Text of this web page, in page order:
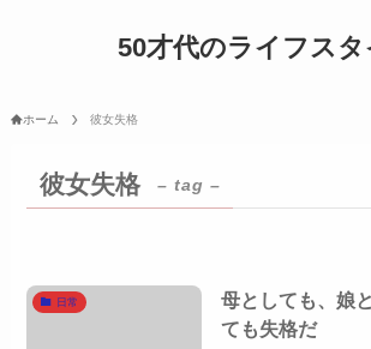
50才代のライフス
ホーム 彼女失格
彼女失格 – tag –
日常
母としても、娘
ても失格だ